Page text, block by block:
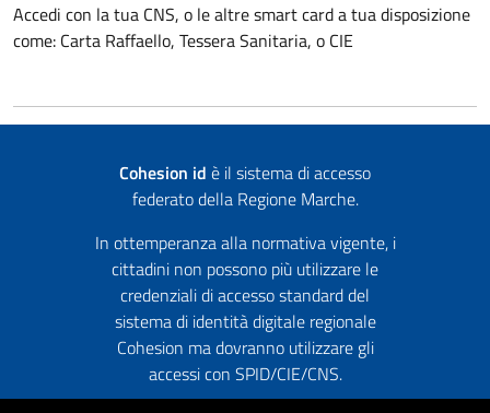
Accedi con la tua CNS, o le altre smart card a tua disposizione
come: Carta Raffaello, Tessera Sanitaria, o CIE
Cohesion id è il sistema di accesso
federato della Regione Marche.
In ottemperanza alla normativa vigente, i
cittadini non possono più utilizzare le
credenziali di accesso standard del
sistema di identità digitale regionale
Cohesion ma dovranno utilizzare gli
accessi con SPID/CIE/CNS.